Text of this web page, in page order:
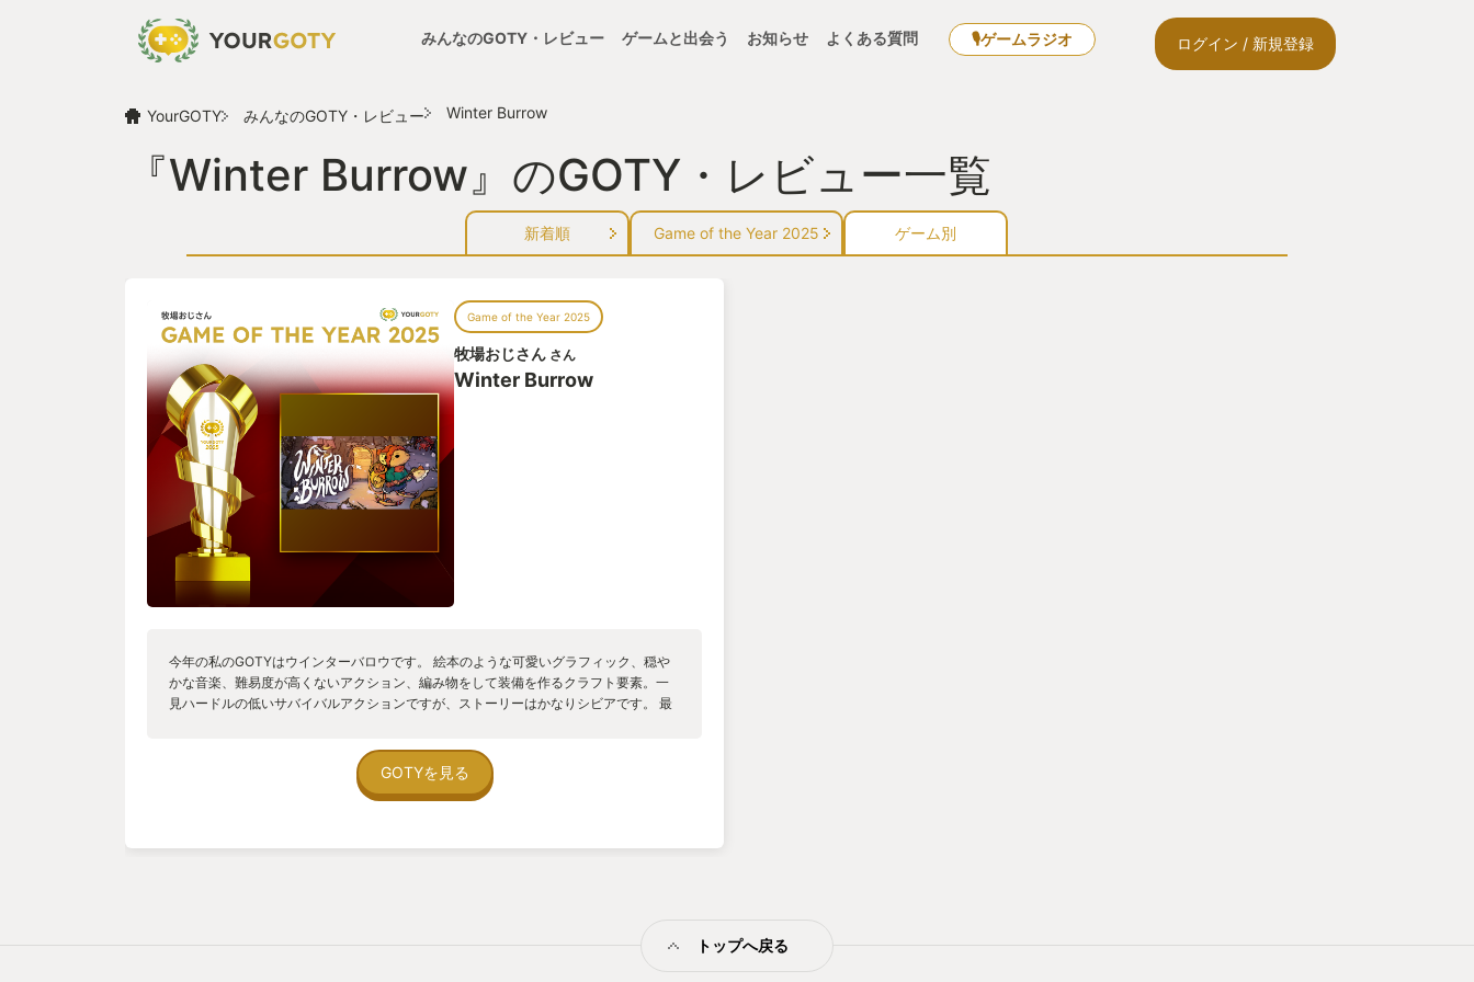
みんなのGOTY・レビュー ゲームと出会う お知らせ よくある質問 🎙ゲームラジオ ログイン / 新規登録
YourGOTY みんなのGOTY・レビュー Winter Burrow
『Winter Burrow』のGOTY・レビュー一覧
新着順 Game of the Year 2025 ゲーム別
Game of the Year 2025
牧場おじさん さん
Winter Burrow
今年の私のGOTYはウインターバロウです。 絵本のような可愛いグラフィック、穏や
かな音楽、難易度が高くないアクション、編み物をして装備を作るクラフト要素。一
見ハードルの低いサバイバルアクションですが、ストーリーはかなりシビアです。 最
森の中ではすぐに迷う。夜に森の中で迷うとロストが頭をよぎります。 敵として主人
公のネズミよりも大きな虫が襲ってきますが、寒さの脅威に比べたら大したことはあ
リティが素晴らしいと思います。 登場するキャラクターも少ないながら多彩です。親
北国で生まれたサバイバルゲームを北国で育った牧場おじさんとしては押さないわけ
GOTYを見る
トップへ戻る